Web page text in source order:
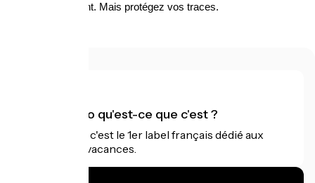
Pédalez librement. Mais protégez vos traces.
Accueil Vélo qu'est-ce que c'est ?
Accueil Vélo c'est le 1er label français dédié aux
cyclistes en vacances.